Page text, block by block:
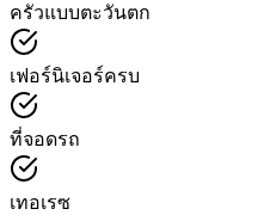
ครัวแบบตะวันตก
เฟอร์นิเจอร์ครบ
ที่จอดรถ
เทอเรซ